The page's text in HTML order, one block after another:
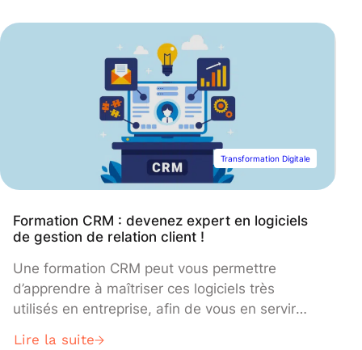
pour des raisons légales, ou pour ne pas
passer à côté de certains avantages dédiés
aux alternants. Alors, auprès de quels
organismes faut-il se déclarer en alternance ?
Faut-il déclarer ses impôts en alternance ?
Réponses à vos questions dans cet article.
Transformation Digitale
Formation CRM : devenez expert en logiciels
de gestion de relation client !
Une formation CRM peut vous permettre
d’apprendre à maîtriser ces logiciels très
utilisés en entreprise, afin de vous en servir
Lire la suite